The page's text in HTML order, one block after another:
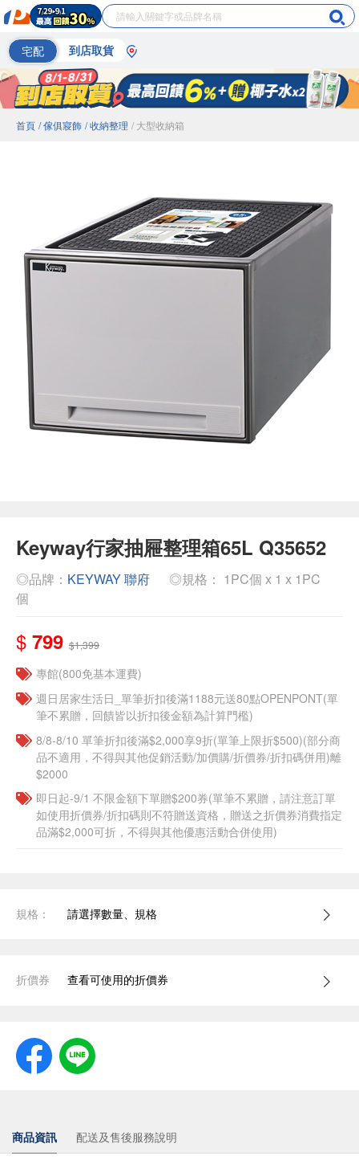
宅配 到店取貨
首頁 / 傢俱寢飾 / 收納整理 / 大型收納箱
Keyway行家抽屜整理箱65L Q35652
◎品牌： KEYWAY 聯府
◎規格： 1PC個 x 1 x 1PC
個
$ 799 $1,399
專館(800免基本運費)
週日居家生活日_單筆折扣後滿1188元送80點OPENPONT(單
筆不累贈，回饋皆以折扣後金額為計算門檻)
8/8-8/10 單筆折扣後滿$2,000享9折(單筆上限折$500)(部分商
品不適用，不得與其他促銷活動/加價購/折價券/折扣碼併用)離
$2000
即日起-9/1 不限金額下單贈$200券(單筆不累贈，請注意訂單
如使用折價券/折扣碼則不符贈送資格，贈送之折價券消費指定
品滿$2,000可折，不得與其他優惠活動合併使用)
規格： 請選擇數量、規格
折價券 查看可使用的折價券
商品資訊 配送及售後服務說明